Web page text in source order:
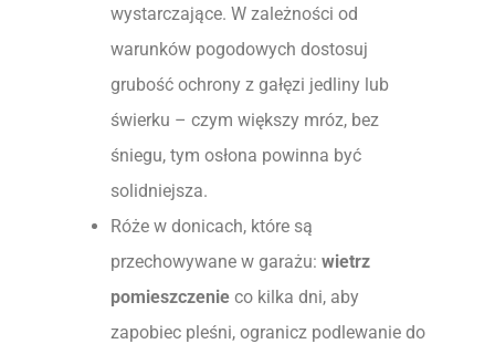
wystarczające. W zależności od
warunków pogodowych dostosuj
grubość ochrony z gałęzi jedliny lub
świerku – czym większy mróz, bez
śniegu, tym osłona powinna być
solidniejsza.
Róże w donicach, które są
przechowywane w garażu: wietrz
pomieszczenie co kilka dni, aby
zapobiec pleśni, ogranicz podlewanie do